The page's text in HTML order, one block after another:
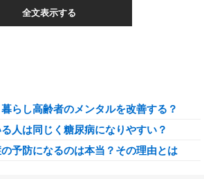
全文表示する
らし高齢者のメンタルを改善する？
人は同じく糖尿病になりやすい？
予防になるのは本当？その理由とは